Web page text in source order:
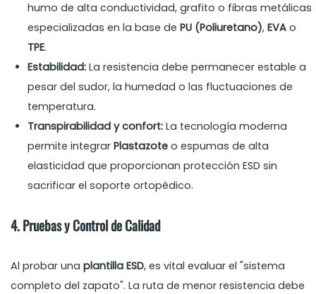
humo de alta conductividad, grafito o fibras metálicas
especializadas en la base dePU (Poliuretano),EVA o
TPE.
Estabilidad: La resistencia debe permanecer estable a
pesar del sudor, la humedad o las fluctuaciones de
temperatura.
Transpirabilidad y confort: La tecnología moderna
permite integrarPlastazote o espumas de alta
elasticidad que proporcionan protección ESD sin
sacrificar el soporte ortopédico.
4. Pruebas y Control de Calidad
Al probar unaplantilla ESD, es vital evaluar el "sistema
completo del zapato". La ruta de menor resistencia debe